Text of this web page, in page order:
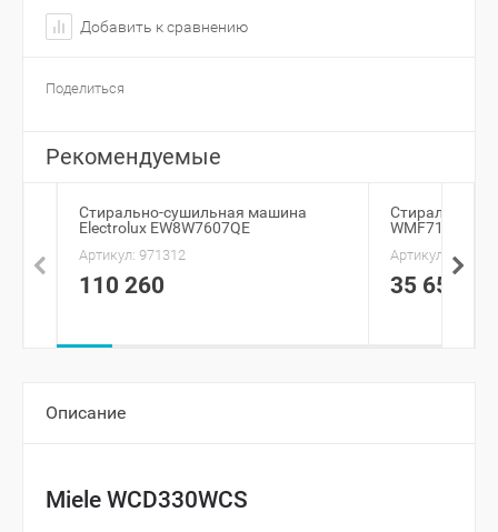
Добавить к сравнению
Поделиться
Рекомендуемые
Стирально-сушильная машина
Electrolux EW8W7607QE
Артикул: 971312
110 260
Стиральная
WMF712IBD07
Артикул: 935066
35 650
Описание
Miele WCD330WCS